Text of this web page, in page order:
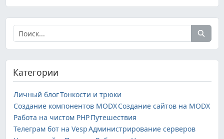
Категории
Личный блогТонкости и трюки
Создание компонентов MODXСоздание сайтов на MODX
Работа на чистом PHPПутешествия
Телеграм бот на VespАдминистрирование серверов